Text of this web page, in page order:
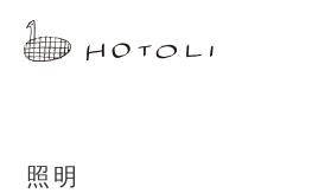
照明